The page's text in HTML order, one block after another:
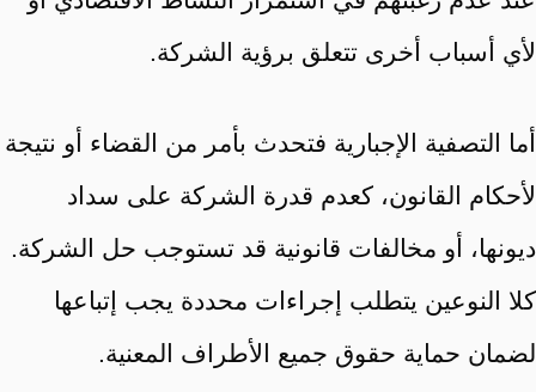
لأي أسباب أخرى تتعلق برؤية الشركة.
أما التصفية الإجبارية فتحدث بأمر من القضاء أو نتيجة
لأحكام القانون، كعدم قدرة الشركة على سداد
ديونها، أو مخالفات قانونية قد تستوجب حل الشركة.
كلا النوعين يتطلب إجراءات محددة يجب إتباعها
لضمان حماية حقوق جميع الأطراف المعنية.